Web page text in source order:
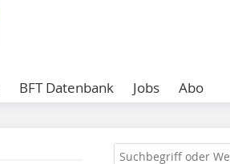
BFT Datenbank Jobs Abo